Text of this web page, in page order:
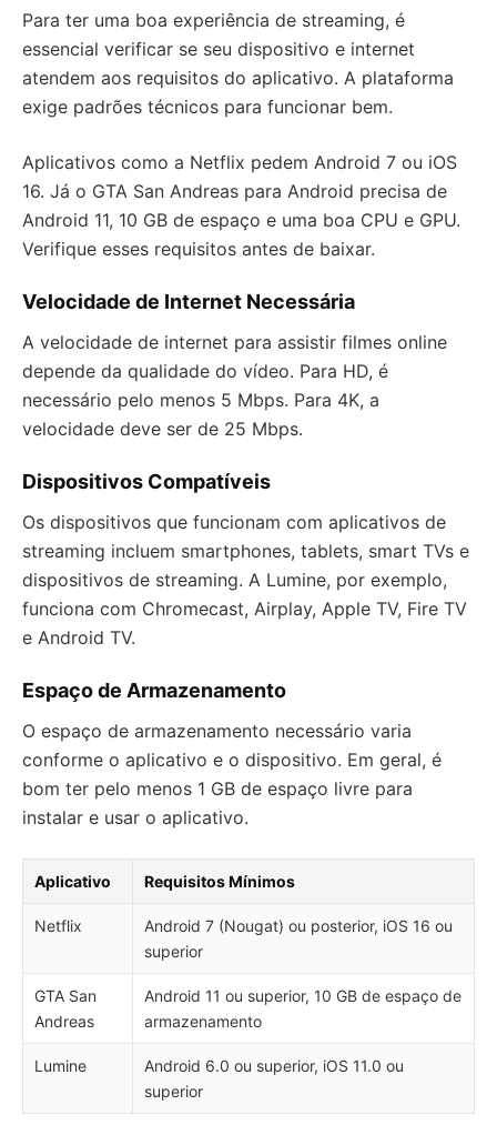
Para ter uma boa experiência de streaming, é
essencial verificar se seu dispositivo e internet
atendem aos requisitos do aplicativo. A plataforma
exige padrões técnicos para funcionar bem.
Aplicativos como a Netflix pedem Android 7 ou iOS
16. Já o GTA San Andreas para Android precisa de
Android 11, 10 GB de espaço e uma boa CPU e GPU.
Verifique esses requisitos antes de baixar.
Velocidade de Internet Necessária
A velocidade de internet para assistir filmes online
depende da qualidade do vídeo. Para HD, é
necessário pelo menos 5 Mbps. Para 4K, a
velocidade deve ser de 25 Mbps.
Dispositivos Compatíveis
Os dispositivos que funcionam com aplicativos de
streaming incluem smartphones, tablets, smart TVs e
dispositivos de streaming. A Lumine, por exemplo,
funciona com Chromecast, Airplay, Apple TV, Fire TV
e Android TV.
Espaço de Armazenamento
O espaço de armazenamento necessário varia
conforme o aplicativo e o dispositivo. Em geral, é
bom ter pelo menos 1 GB de espaço livre para
instalar e usar o aplicativo.
Aplicativo Requisitos Mínimos
Netflix
Android 7 (Nougat) ou posterior, iOS 16 ou
superior
GTA San
Andreas
Android 11 ou superior, 10 GB de espaço de
armazenamento
Lumine
Android 6.0 ou superior, iOS 11.0 ou
superior